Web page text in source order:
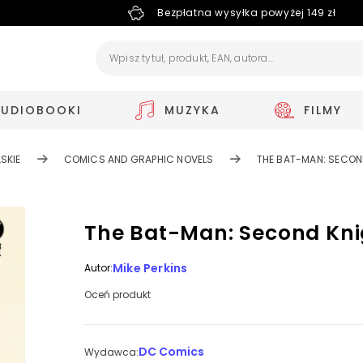
Bezpłatna wysyłka powyżej 149 zł
MUZYKA FILMY
COMICS AND GRAPHIC NOVELS THE BAT-MAN:
The Bat-Man: Second
Autor:Mike Perkins
Oceń produkt
Wydawca:DC Comics